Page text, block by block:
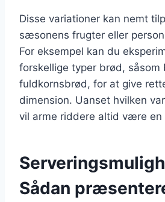
Disse variationer kan nemt
sæsonens frugter eller
For eksempel kan du
forskellige typer brød, såsom
fuldkornsbrød, for at give
dimension. Uanset hvilken
vil arme riddere altid være en
Sådan